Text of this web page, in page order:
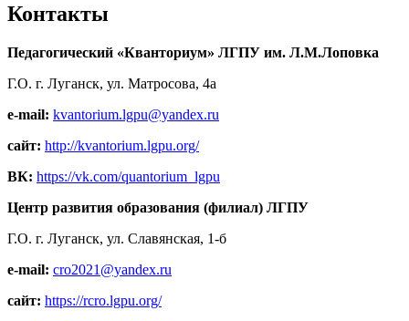
Контакты
Педагогический «Кванториум» ЛГПУ им. Л.М.Лоповка
Г.О. г. Луганск, ул. Матросова, 4а
e-mail: kvantorium.lgpu@yandex.ru
сайт: http://kvantorium.lgpu.org/
ВК: https://vk.com/quantorium_lgpu
Центр развития образования (филиал) ЛГПУ
Г.О. г. Луганск, ул. Славянская, 1-б
e-mail: cro2021@yandex.ru
сайт: https://rcro.lgpu.org/